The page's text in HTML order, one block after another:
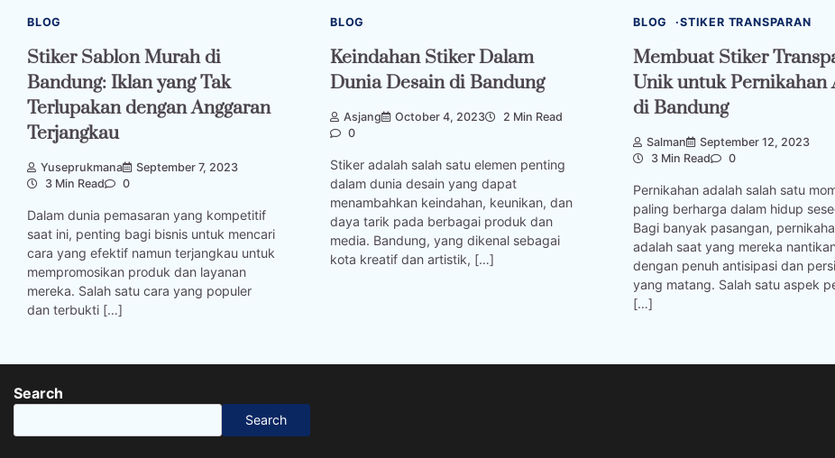
BLOG
Stiker Sablon Murah di
Bandung: Iklan yang Tak
Terlupakan dengan Anggaran
Terjangkau
Yuseprukmana
September 7, 2023
3 Min Read
0
Dalam dunia pemasaran yang kompetitif
saat ini, penting bagi bisnis untuk mencari
cara yang efektif namun terjangkau untuk
mempromosikan produk dan layanan
mereka. Salah satu cara yang populer
dan terbukti […]
BLOG
Keindahan Stiker Dalam
Dunia Desain di Bandung
Asjang October 4, 2023
2 Min Read
0
Stiker adalah salah satu elemen penting
dalam dunia desain yang dapat
menambahkan keindahan, keunikan, dan
daya tarik pada berbagai produk dan
media. Bandung, yang dikenal sebagai
kota kreatif dan artistik, […]
BLOG STIKER TRANSPARAN
Membuat Stiker
Unik untuk Pernikahan
di Bandung
Salman
September 12, 2023
3 Min Read
0
Pernikahan adalah salah satu
paling berharga dalam hidup
Bagi banyak pasangan,
adalah saat yang mereka
dengan penuh antisipasi dan
yang matang. Salah satu aspek
[…]
Search
Search